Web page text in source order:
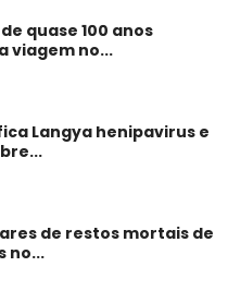
quase 100 anos
viagem no...
Langya henipavirus e
de restos mortais de
no...